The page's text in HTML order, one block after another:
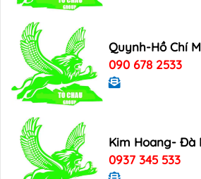
Quynh-Hồ Chí
090 678 2533
Kim Hoang- Đà
0937 345 533